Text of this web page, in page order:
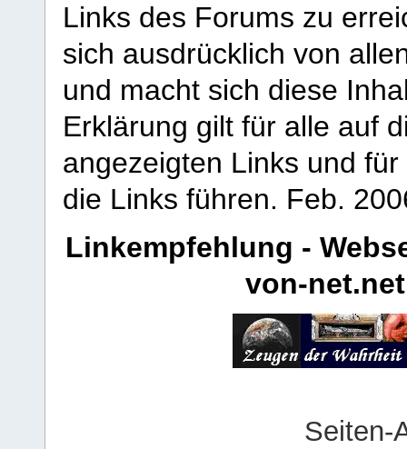
Links des Forums zu
sich ausdrücklich von
und macht sich diese
Erklärung gilt für alle auf
angezeigten Links und
die Links führen. Feb.
Linkempfehlung -
von-net.net
Seiten-